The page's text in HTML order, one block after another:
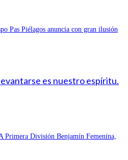
Pas Piélagos anuncia con gran ilusión
es nuestro espíritu.
Primera División Benjamín Femenina,